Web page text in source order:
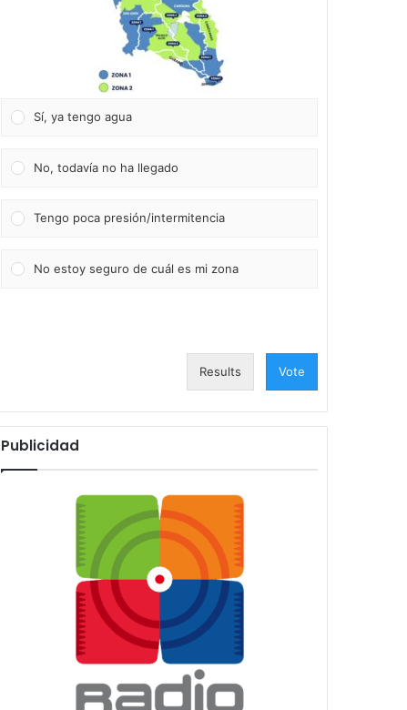
Sí, ya tengo agua
No, todavía no ha llegado
Tengo poca presión/intermitencia
No estoy seguro de cuál es mi zona
Results Vote
Publicidad